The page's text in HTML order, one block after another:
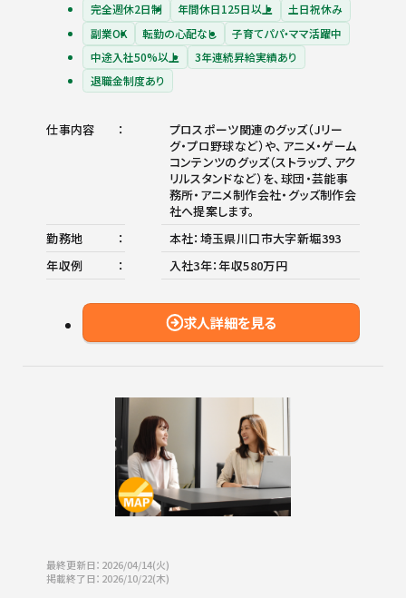
完全週休2日制
年間休日125日以上
土日祝休み
副業OK
転勤の心配なし
子育てパパ・ママ活躍中
中途入社50%以上
3年連続昇給実績あり
退職金制度あり
仕事内容
プロスポーツ関連のグッズ（Jリー
グ・プロ野球など）や、アニメ・ゲーム
コンテンツのグッズ（ストラップ、アク
リルスタンドなど）を、球団・芸能事
務所・アニメ制作会社・グッズ制作会
社へ提案します。
勤務地
本社：埼玉県川口市大字新堀393
年収例
入社3年：年収580万円
求人詳細を見る
最終更新日：2026/04/14(火)
掲載終了日：2026/10/22(木)